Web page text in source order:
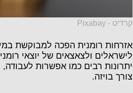
קרדיט - Pixabay
אזרחות רומנית הפכה למבוקשת
לישראלים ולצאצאים של יוצאי
יתרונות רבים כמו אפשרות
צורך בויזה.